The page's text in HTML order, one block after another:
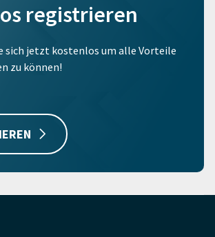
registrieren
sich jetzt kostenlos um alle Vorteile
zu können!